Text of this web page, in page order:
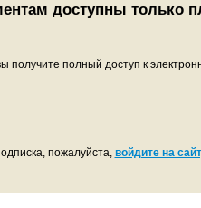
доступны только
получите полный доступ к
пожалуйста, войдите на